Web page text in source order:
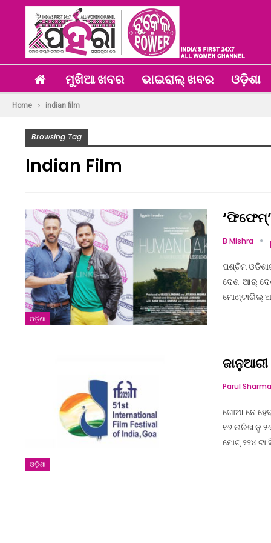
ମୁଖିଆ ଖବର ଭାଇରାଲ୍ ଖବର ଓଡ଼ିଶା
Home indian film
Browsing Tag
Indian Film
ଓଡ଼ିଶା
B Mishra
ପଶ୍ଚିମ
ଦେଶ ଆର୍ ଦେଶ୍
ମୋଣ୍ଟାରିଲ୍
ଓଡ଼ିଶା
Parul
ଗୋଆ ନେ
୧୬ ତାରିଖ ନୁ
ମୋଟ୍ ୨୨୪ ଟା